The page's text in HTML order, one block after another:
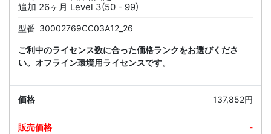
追加 26ヶ月 Level 3(50 - 99)
型番 30002769CC03A12_26
ご利中のライセンス数に合った価格ランクをお選びくださ
い。オフライン環境用ライセンスです。
137,852円
-